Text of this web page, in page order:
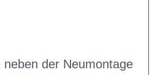
neben der Neumontage